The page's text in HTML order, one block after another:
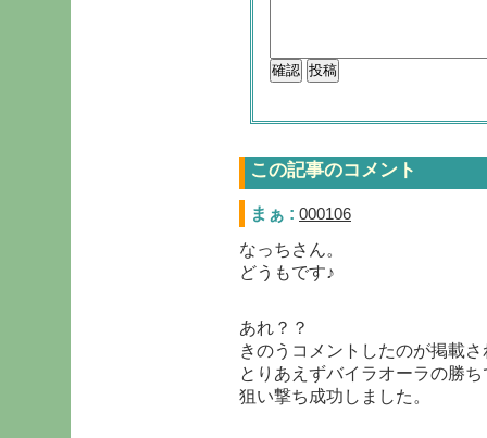
この記事のコメント
まぁ : 000106
なっちさん。
どうもです♪
あれ？？
きのうコメントしたのが掲載
とりあえずバイラオーラの勝
狙い撃ち成功しました。